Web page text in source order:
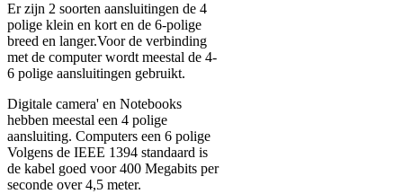
Er zijn 2 soorten aansluitingen de 4
polige klein en kort en de 6-polige
breed en langer.Voor de verbinding
met de computer wordt meestal de 4-
6 polige aansluitingen gebruikt.
Digitale camera' en Notebooks
hebben meestal een 4 polige
aansluiting. Computers een 6 polige
Volgens de IEEE 1394 standaard is
de kabel goed voor 400 Megabits per
seconde over 4,5 meter.